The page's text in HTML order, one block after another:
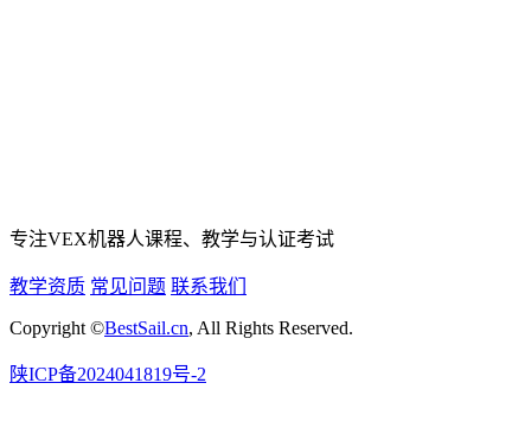
专注VEX机器人课程、教学与认证考试
教学资质 常见问题 联系我们
Copyright ©BestSail.cn, All Rights Reserved.
陕ICP备2024041819号-2